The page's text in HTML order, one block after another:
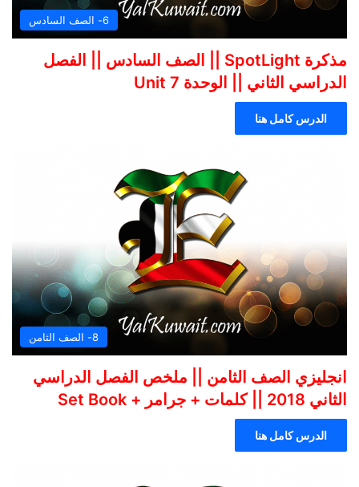
6- الصف السادس
مذكرة SpotLight || الصف السادس || الفصل
الدراسي الثاني || الوحدة 7 Unit
الدرس كامل هنا
8- الصف الثامن
انجليزي الصف الثامن || ملخص الفصل الدراسي
الثاني 2018 || كلمات + جرامر + Set Book
الدرس كامل هنا